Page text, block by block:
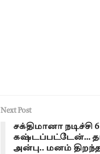
Next Post
சக்திமானா நடிச்சி
கஷ்டப்பட்டேன்…
அன்பு.. மனம்